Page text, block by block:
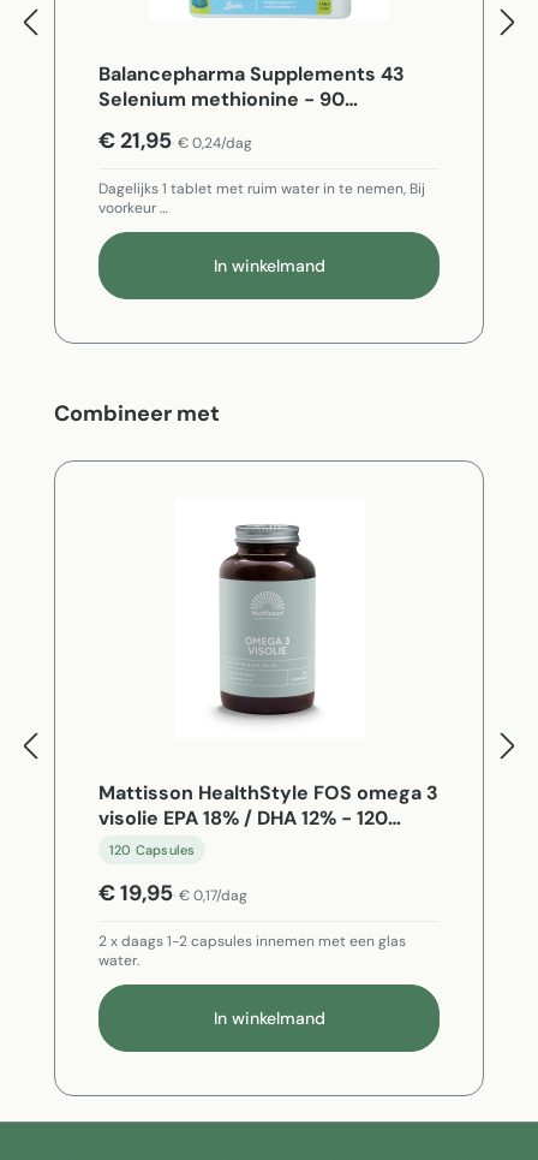
Balancepharma Supplements 43
Selenium methionine - 90
€ 21,95 € 0,24/dag
Dagelijks 1 tablet met ruim water in te nemen, Bij
voorkeur …
In winkelmand
Productgalerij overslaan
Combineer met
Mattisson HealthStyle FOS omega 3
visolie EPA 18% / DHA 12% - 120
Capsules
120 Capsules
€ 19,95 € 0,17/dag
2 x daags 1-2 capsules innemen met een glas
water.
In winkelmand